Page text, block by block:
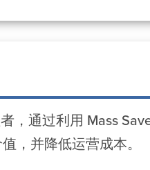
，通过利用 Mass
，并降低运营成本。